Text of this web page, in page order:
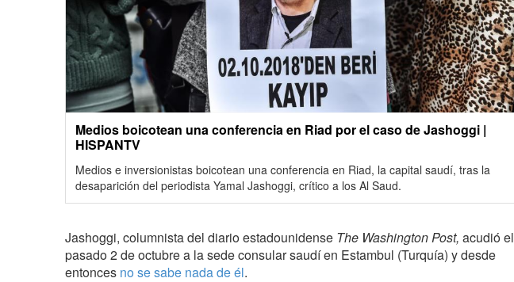
Medios boicotean una conferencia en Riad por el caso de Jashoggi |
HISPANTV
Medios e inversionistas boicotean una conferencia en Riad, la capital saudí, tras la
desaparición del periodista Yamal Jashoggi, crítico a los Al Saud.
Jashoggi, columnista del diario estadounidense The Washington Post, acudió el
pasado 2 de octubre a la sede consular saudí en Estambul (Turquía) y desde
entonces no se sabe nada de él.